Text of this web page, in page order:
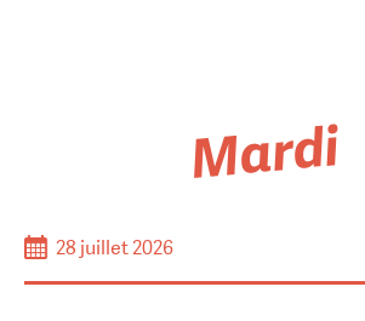
Mardi
28 juillet 2026